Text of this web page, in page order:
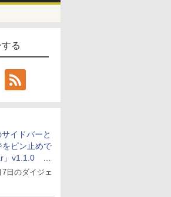
る
イドバーと
をピン止めで
」v1.1.0 ほ
日のダイジェ